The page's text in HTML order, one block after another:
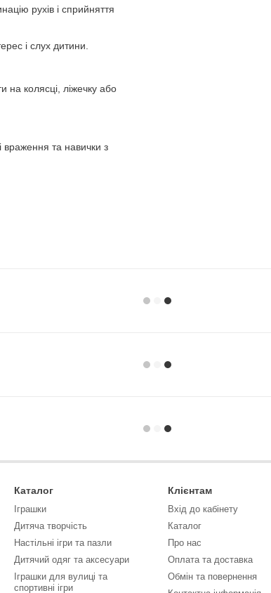
рухів і сприйняття
і слух дитини.
на колясці, ліжечку або
враження та навички з
Каталог
Іграшки
Дитяча творчість
Настільні ігри та пазли
Дитячий одяг та аксесуари
Іграшки для вулиці та
спортивні ігри
Клієнтам
Вхід до кабінету
Каталог
Про нас
Оплата та доставка
Обмін та повернення